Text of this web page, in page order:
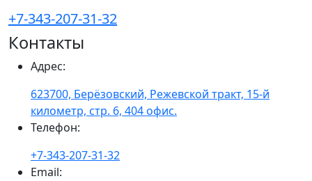
+7-343-207-31-32
Контакты
Адрес:
623700, Берёзовский, Режевской тракт, 15-й
километр, стр. 6, 404 офис.
Телефон:
+7-343-207-31-32
Email: